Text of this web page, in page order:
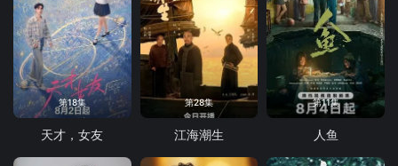
第18集
天才，女友
第28集
江海潮生
第11集
人鱼